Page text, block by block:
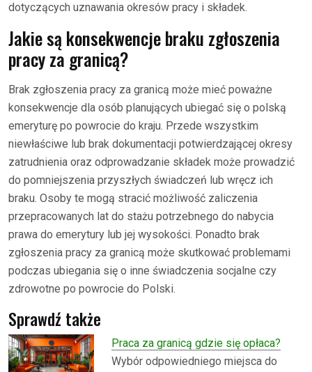
dotyczących uznawania okresów pracy i składek.
Jakie są konsekwencje braku zgłoszenia
pracy za granicą?
Brak zgłoszenia pracy za granicą może mieć poważne
konsekwencje dla osób planujących ubiegać się o polską
emeryturę po powrocie do kraju. Przede wszystkim
niewłaściwe lub brak dokumentacji potwierdzającej okresy
zatrudnienia oraz odprowadzanie składek może prowadzić
do pomniejszenia przyszłych świadczeń lub wręcz ich
braku. Osoby te mogą stracić możliwość zaliczenia
przepracowanych lat do stażu potrzebnego do nabycia
prawa do emerytury lub jej wysokości. Ponadto brak
zgłoszenia pracy za granicą może skutkować problemami
podczas ubiegania się o inne świadczenia socjalne czy
zdrowotne po powrocie do Polski.
Sprawdź także
Praca za granicą gdzie się opłaca?
Wybór odpowiedniego miejsca do